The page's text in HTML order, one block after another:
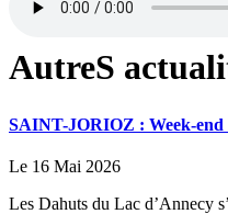
AutreS
SAINT-JORIOZ : Week-end
Le 16 Mai 2026
Les Dahuts du Lac d’Annecy